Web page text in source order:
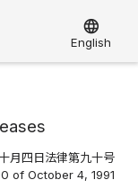
language
English
月四日法律第九十号
of October 4, 1991